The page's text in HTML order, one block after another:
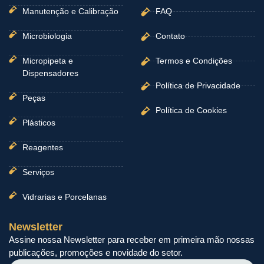
Manutenção e Calibração
Microbiologia
Micropipeta e
Dispensadores
Peças
Plásticos
Reagentes
Serviços
Vidrarias e Porcelanas
FAQ
Contato
Termos e Condições
Política de Privacidade
Política de Cookies
Newsletter
Assine nossa Newsletter para receber em primeira mão nossas
publicações, promoções e novidade do setor.